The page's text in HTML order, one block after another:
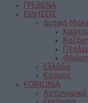
ΓΡΕΒΕΝΑ
ΕΙΔΗΣΕΙΣ
Δυτική
Ελλάδα
Κόσμος
ΚΟΙΝΩΝΙΑ
Αστυνομικά